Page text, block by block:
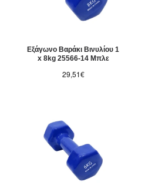
Εξάγωνο Βαράκι Βινυλίου 1
x 8kg 25566-14 Μπλε
29,51€